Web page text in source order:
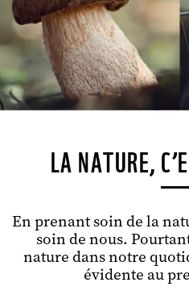
LA NATURE,
En prenant soin de la
soin de nous.
nature dans notre
évidente au